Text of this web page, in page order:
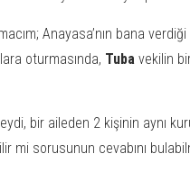
Anayasa’nın bana
oturmasında, Tuba vekilin
bir aileden 2 kişinin aynı
mi sorusunun cevabını